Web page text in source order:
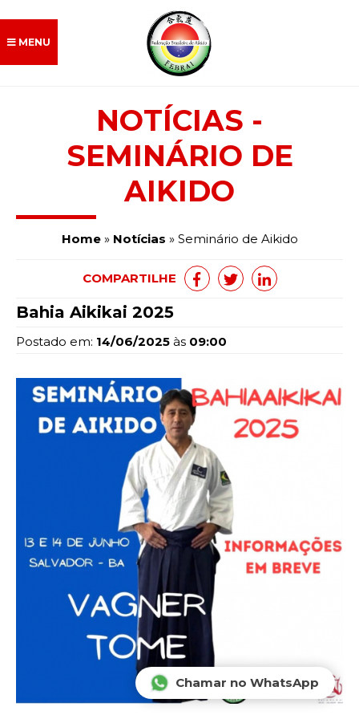
Deprecated : Function utf8_decode() is deprecated since
8.2, visit the php.net documentation for various alternatives
in/var/www/aikidofebrai/js/padrao/keywords.php
Febrai
Dojos Afiliados
Morihei Ueshiba
Aikido
Notícias
Contato
NEWLSTTER
Receba as novidades daFebraiem
seu e-mail!
CADASTRAR
MENU
NOTÍCIAS -
SEMINÁRIO DE
AIKIDO
Home» Notícias » Seminário de Aikido
COMPARTILHE
Bahia Aikikai 2025
Postado em: 14/06/2025 às 09:00
Chamar no WhatsApp